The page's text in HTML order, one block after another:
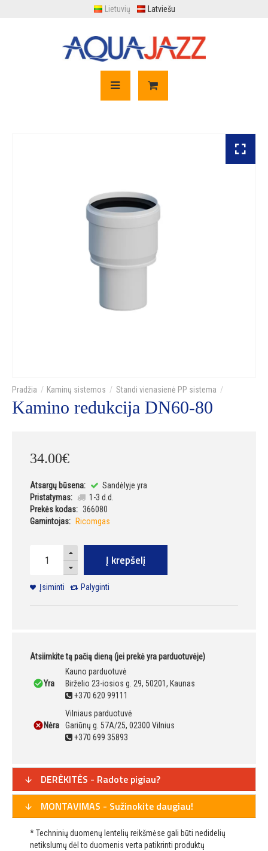
Lietuvių Latviešu
Kaminų sistemos Standi vienasienė PP sistema
Kamino redukcija DN60-80
34.00€
Atsargų būsena:
Sandėlyje yra
Pristatymas:
1-3 d.d.
Prekės kodas: 366080
Gamintojas:
Ricomgas
Į krepšelį
Įsiminti Palyginti
Atsiimkite tą pačią dieną (jei prekė yra parduotuvėje)
Yra
Kauno parduotuvė
Birželio 23-iosios g. 29, 50201, Kaunas
+370 620 99111
Nėra
Vilniaus parduotuvė
Gariūnų g. 57A/25, 02300 Vilnius
+370 699 35893
DERĖKITĖS - Radote pigiau?
MONTAVIMAS - Sužinokite daugiau!
* Techninių duomenų lentelių reikšmėse gali būti nedidelių
netikslumų dėl to duomenis verta patikrinti produktų